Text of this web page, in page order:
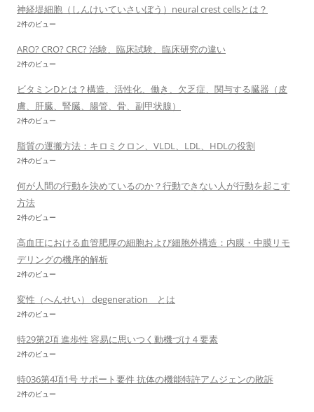
神経堤細胞（しんけいていさいぼう）neural crest cellsとは？
2件のビュー
ARO? CRO? CRC? 治験、臨床試験、臨床研究の違い
2件のビュー
ビタミンDとは？構造、活性化、働き、欠乏症、関与する臓器（皮
膚、肝臓、腎臓、腸管、骨、副甲状腺）
2件のビュー
脂質の運搬方法：キロミクロン、VLDL、LDL、HDLの役割
2件のビュー
何が人間の行動を決めているのか？行動できない人が行動を起こす
方法
2件のビュー
高血圧における血管肥厚の細胞および細胞外構造：内膜・中膜リモ
デリングの機序的解析
2件のビュー
変性（へんせい） degeneration とは
2件のビュー
特29第2項 進歩性 容易に思いつく動機づけ４要素
2件のビュー
特036第4項1号 サポート要件 抗体の機能特許アムジェンの敗訴
2件のビュー